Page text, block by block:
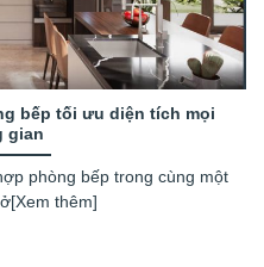
bếp tối ưu diện tích mọi
gian
phòng bếp trong cùng một
thêm]